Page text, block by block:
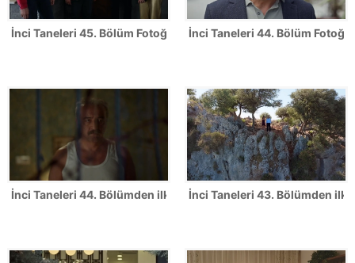
İnci Taneleri 45. Bölüm Fotoğrafları - YENİ SEZON
İnci Taneleri 44. Bölüm
İnci Taneleri 44. Bölümden ilk kareler! - SEZON FİNALİ
İnci Taneleri 43. Bölümden ilk